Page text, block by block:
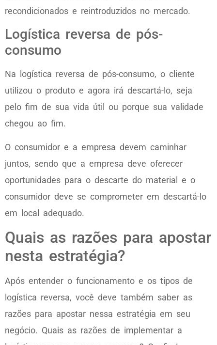
recondicionados e reintroduzidos no mercado.
Logística reversa de pós-
consumo
Na logística reversa de pós-consumo, o cliente
utilizou o produto e agora irá descartá-lo, seja
pelo fim de sua vida útil ou porque sua validade
chegou ao fim.
O consumidor e a empresa devem caminhar
juntos, sendo que a empresa deve oferecer
oportunidades para o descarte do material e o
consumidor deve se comprometer em descartá-lo
em local adequado.
Quais as razões para apostar
nesta estratégia?
Após entender o funcionamento e os tipos de
logística reversa, você deve também saber as
razões para apostar nessa estratégia em seu
negócio. Quais as razões de implementar a